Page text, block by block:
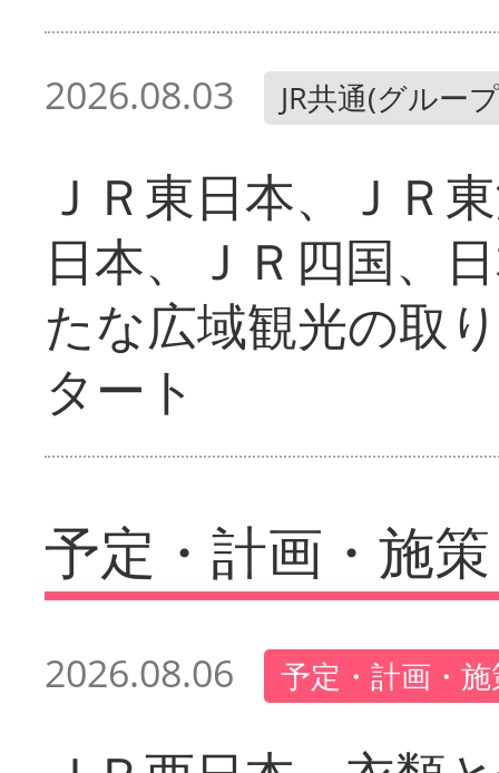
2026.08.03 JR共通(グルー
ＪＲ東日本、ＪＲ
日本、ＪＲ四国、
たな広域観光の取
タート
予定・計画・施策
2026.08.06 予定・計画・